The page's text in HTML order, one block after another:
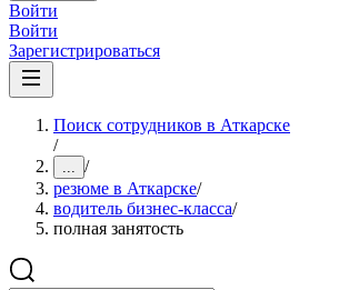
Войти
Войти
Зарегистрироваться
Поиск сотрудников в Аткарске
/
... /
резюме в Аткарске/
водитель бизнес-класса/
полная занятость